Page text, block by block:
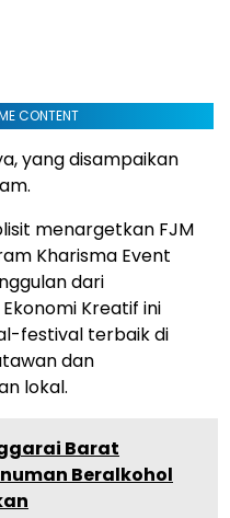
CONTENT
yang disampaikan
menargetkan FJM
Kharisma Event
dari
Kreatif ini
festival terbaik di
dan
lokal.
Barat
Beralkohol